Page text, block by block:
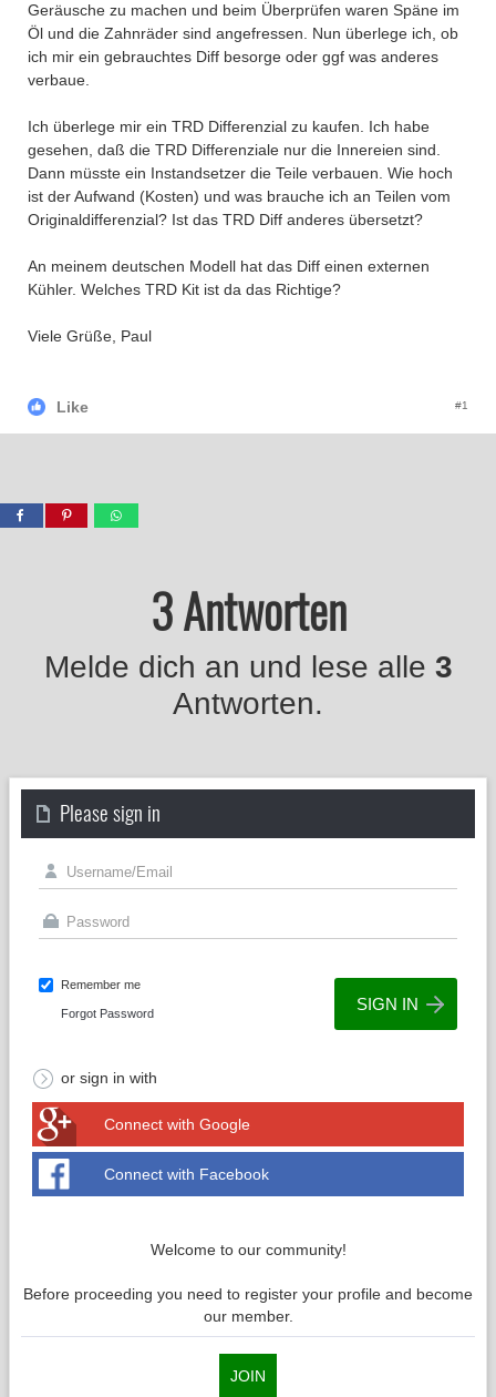
Geräusche zu machen und beim Überprüfen waren Späne im
Öl und die Zahnräder sind angefressen. Nun überlege ich, ob
ich mir ein gebrauchtes Diff besorge oder ggf was anderes
verbaue.
Ich überlege mir ein TRD Differenzial zu kaufen. Ich habe
gesehen, daß die TRD Differenziale nur die Innereien sind.
Dann müsste ein Instandsetzer die Teile verbauen. Wie hoch
ist der Aufwand (Kosten) und was brauche ich an Teilen vom
Originaldifferenzial? Ist das TRD Diff anderes übersetzt?
An meinem deutschen Modell hat das Diff einen externen
Kühler. Welches TRD Kit ist da das Richtige?
Viele Grüße, Paul
Like #1
3 Antworten
Melde dich an und lese alle 3
Antworten.
Please sign in
Remember me
Forgot Password
or sign in with
Connect with Google
Connect with Facebook
Welcome to our community!
Before proceeding you need to register your profile and become
our member.
JOIN